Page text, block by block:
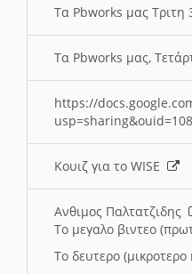
Τα Pbworks μας Τριτη
Τα Pbworks μας,
https://
Κουιζ για το WISE
Ανθιμος Παλτατζιδης
Το μεγαλο βιντεο
Το δευτερο